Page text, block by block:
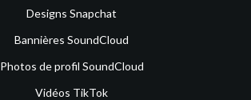
Designs Snapchat
Bannières SoundCloud
Photos de profil SoundCloud
Vidéos TikTok